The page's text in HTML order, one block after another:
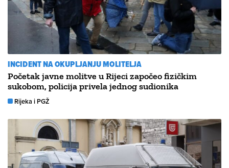
INCIDENT NA OKUPLJANJU MOLITELJA
Početak javne molitve u Rijeci započeo fizičkim
sukobom, policija privela jednog sudionika
Rijeka i PGŽ